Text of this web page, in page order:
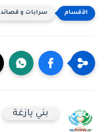
سرابات و قصائد
بني يازغة